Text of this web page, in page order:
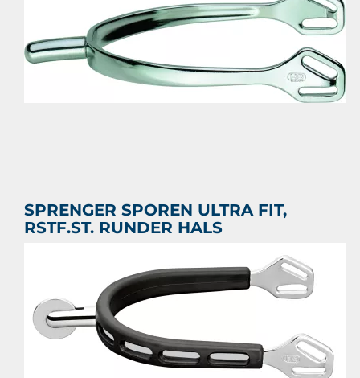
Prijs per stuk

SPRENGER SPOREN ULTRA FIT,
RSTF.ST. RUNDER HALS
